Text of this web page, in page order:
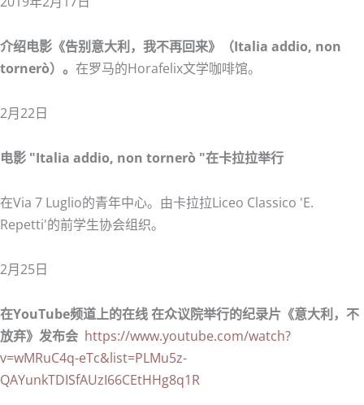
介绍电影《告别意大利，我不再回来》（Italia addio, non
tornerò）。 在罗马的Horafelix文学咖啡馆。
2月22日
电影 "Italia addio, non tornerò "在卡拉拉举行
在Via 7 Luglio的青年中心。由卡拉拉Liceo Classico 'E.
Repetti'的前学生协会组织。
2月25日
在YouTube频道上的在线在众议院举行的纪录片《意大利，不
放弃》发布会 https://www.youtube.com/watch?
v=wMRuC4q-eTc&list=PLMu5z-
QAYunkTDISfAUzI66CEtHHg8q1R